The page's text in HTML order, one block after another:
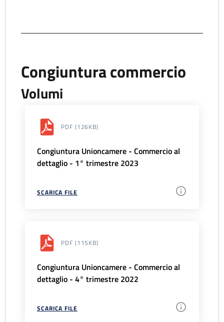
Congiuntura commercio
Volumi
PDF (126KB)
Congiuntura Unioncamere - Commercio al
dettaglio - 1° trimestre 2023
SCARICA FILE
PDF (115KB)
Congiuntura Unioncamere - Commercio al
dettaglio - 4° trimestre 2022
SCARICA FILE